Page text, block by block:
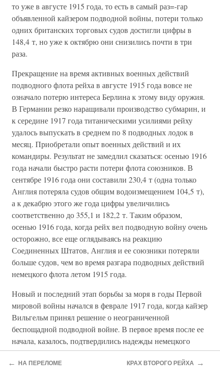
то уже в августе 1915 года, то есть в самый раз=-гар
объявленной кайзером подводной войны, потери только
одних британских торговых судов достигли цифры в
148,4 т, но уже к октябрю они снизились почти в три
раза.
Прекращение на время активных военных действий
подводного флота рейха в августе 1915 года вовсе не
означало потерю интереса Берлина к этому виду оружия.
В Германии резко наращивали производство субмарин, и
к середине 1917 года титаническими усилиями рейху
удалось выпускать в среднем по 8 подводных лодок в
месяц. Приобретали опыт военных действий и их
командиры. Результат не замедлил сказаться: осенью 1916
года начали быстро расти потери флота союзников. В
сентябре 1916 года они составили 230,4 т (одна только
Англия потеряла судов общим водоизмещением 104,5 т),
а к декабрю этого же года цифры увеличились
соответственно до 355,1 и 182,2 т. Таким образом,
осенью 1916 года, когда рейх вел подводную войну очень
осторожно, все еще оглядываясь на реакцию
Соединенных Штатов, Англия и ее союзники потеряли
больше судов, чем во время разгара подводных действий
немецкого флота летом 1915 года.
Новый и последний этап борьбы за моря в годы Первой
мировой войны начался в феврале 1917 года, когда кайзер
Вильгельм принял решение о неограниченной
беспощадной подводной войне. В первое время после ее
начала, казалось, подтвердились надежды немецкого
генштаба на то, что Англия не сможет ничего
противопоставить блокаде и за считанные месяцы будет
← НА ПЕРЕЛОМЕ КРАХ ВТОРОГО РЕЙХА →